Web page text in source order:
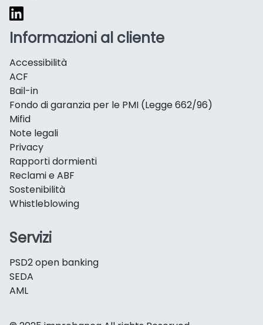
Informazioni al cliente
Accessibilità
ACF
Bail-in
Fondo di garanzia per le PMI (Legge 662/96)
Mifid
Note legali
Privacy
Rapporti dormienti
Reclami e ABF
Sostenibilità
Whistleblowing
Servizi
PSD2 open banking
SEDA
AML